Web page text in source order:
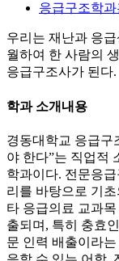
응급구조학과
우리는 재난과 응
월하여 한 사람의
응급구조사가 된다.
학과 소개내용
경동대학교 응급구
야 한다”는 직업적
학과이다. 전문응
리를 바탕으로 기
타 응급의료 교과
출되며, 특히 충효
문 인력 배출이라